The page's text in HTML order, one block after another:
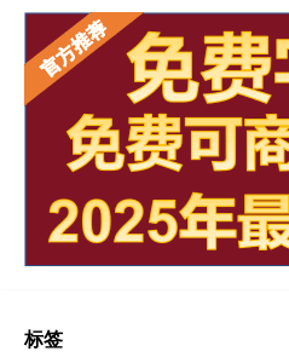
标签